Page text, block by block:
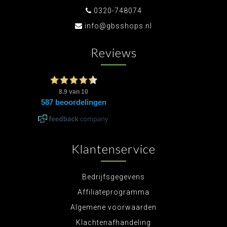
0320-748074
info@gbsshops.nl
Reviews
Klantenservice
Bedrijfsgegevens
Affiliateprogramma
Algemene voorwaarden
Klachtenafhandeling